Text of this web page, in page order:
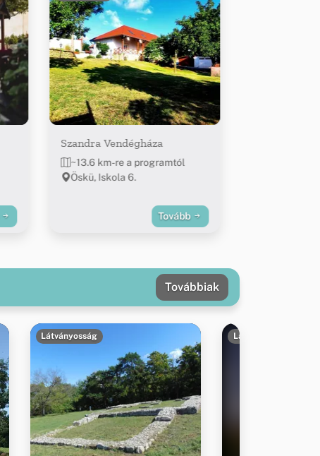
Szandra Vendégháza
~13.6 km-re a programtól
Öskü, Iskola 6.
Tovább
Továbbiak
Látványosság Látványosság